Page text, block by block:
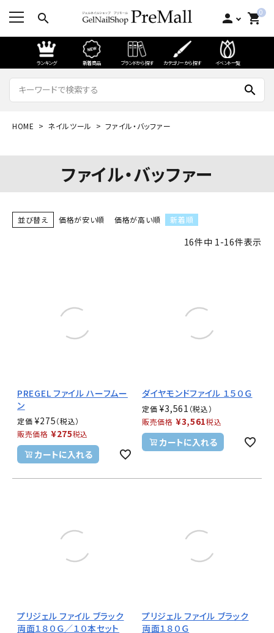
search person 0
shopping_cart
ランキング 新着商品 ブランドから探す カテゴリーから探す イベント一覧
search
HOME ネイルツール ファイル・バッファー
ファイル・バッファー
並び替え 価格が安い順 価格が高い順 新着順
16件中 1-16件表示
PREGEL ファイル ハーフムー
ン
定価 ¥275
販売価格 ¥275税込
カートに入れる
ダイヤモンドファイル １５０Ｇ
定価 ¥3,561
販売価格 ¥3,561税込
カートに入れる
プリジェル ファイル ブラック
両面１８０Ｇ／１０本セット
プリジェル ファイル ブラック
両面１８０Ｇ